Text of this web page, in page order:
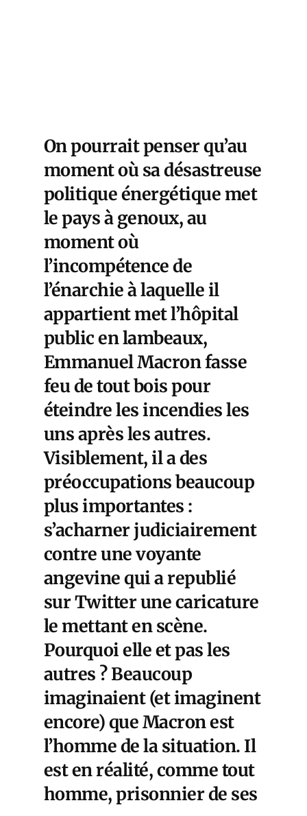
On pourrait penser qu’au
moment où sa désastreuse
politique énergétique met
le pays à genoux, au
moment où
l’incompétence de
l’énarchie à laquelle il
appartient met l’hôpital
public en lambeaux,
Emmanuel Macron fasse
feu de tout bois pour
éteindre les incendies les
uns après les autres.
Visiblement, il a des
préoccupations beaucoup
plus importantes :
s’acharner judiciairement
contre une voyante
angevine qui a republié
sur Twitter une caricature
le mettant en scène.
Pourquoi elle et pas les
autres ? Beaucoup
imaginaient (et imaginent
encore) que Macron est
l’homme de la situation. Il
est en réalité, comme tout
homme, prisonnier de ses